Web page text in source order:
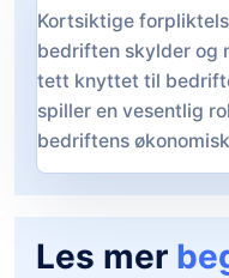
Kortsiktige
bedriften skylder og
tett knyttet til
spiller en vesentlig
bedriftens
Les mer